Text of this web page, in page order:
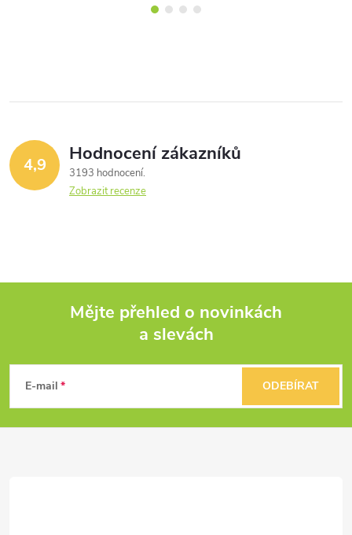
4,9 Hodnocení zákazníků
3193 hodnocení
Zobrazit recenze
p
Mějte přehled o novinkách
a slevách
E-mail ODEBÍRAT